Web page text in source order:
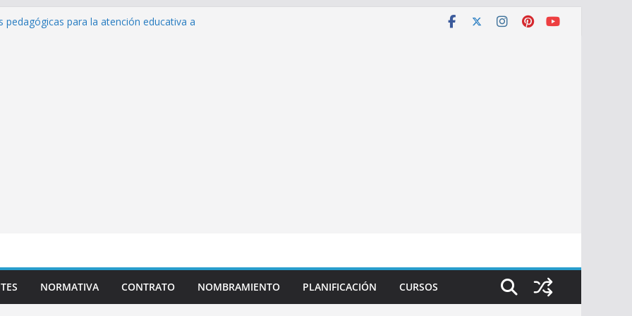
de inteligencia artificial y su aplicación
NORMATIVA CONTRATO NOMBRAMIENTO PLANIFICACIÓN CURSOS